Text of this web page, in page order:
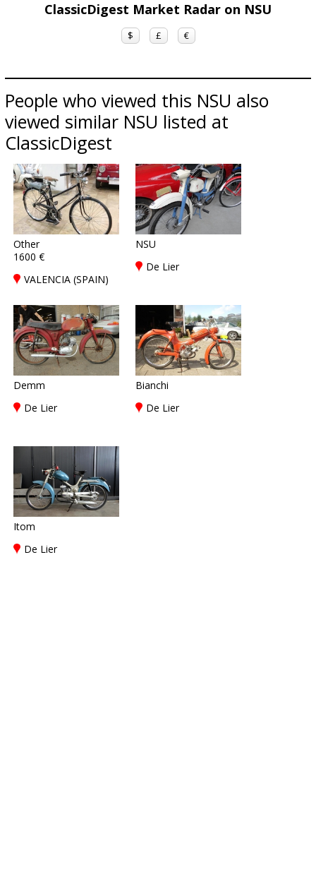
ClassicDigest Market Radar on NSU
$ £ €
People who viewed this NSU also
viewed similar NSU listed at
ClassicDigest
Other
1600 €
VALENCIA (SPAIN)
NSU
De Lier
Demm
De Lier
Bianchi
De Lier
Itom
De Lier